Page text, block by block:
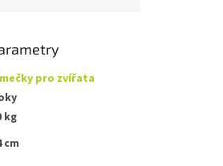
pro zvířata
kg
cm